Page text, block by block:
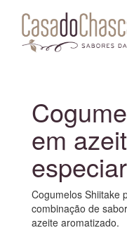
em
Cogumelos Shiitake
combinação de
azeite aromatizado.